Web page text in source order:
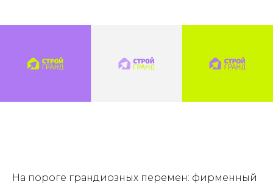
На пороге грандиозных перемен: фирменный